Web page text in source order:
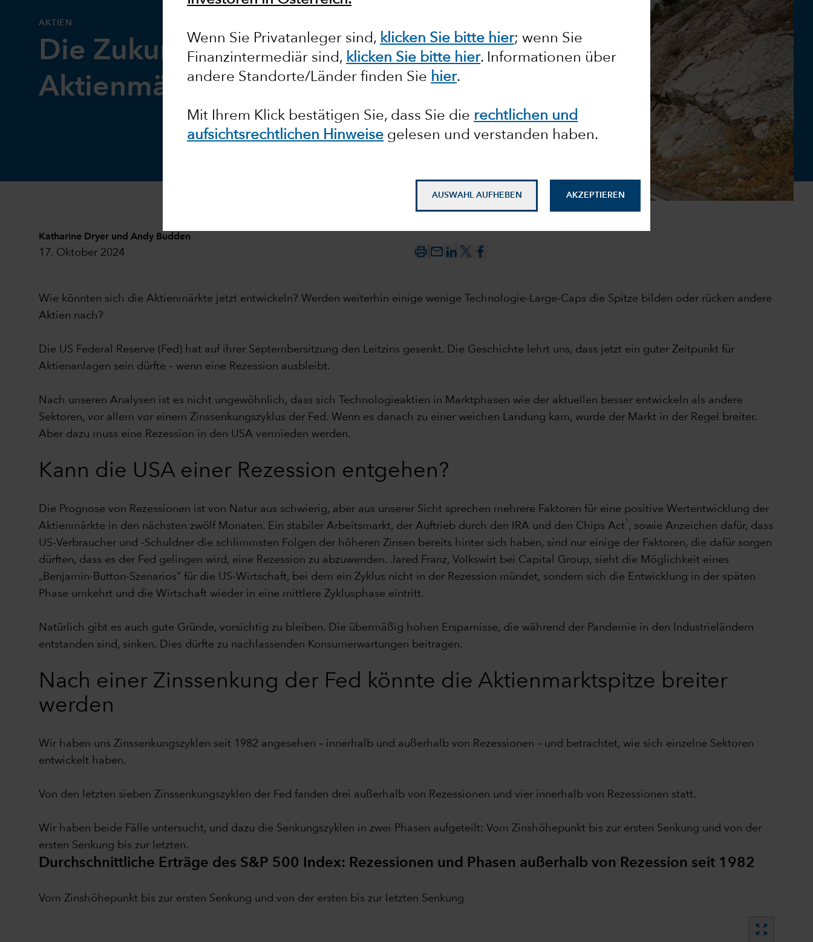
Wenn Sie Privatanleger sind, klicken Sie bitte hier; wenn Sie
Finanzintermediär sind, klicken Sie bitte hier. Informationen über
andere Standorte/Länder finden Sie hier.
Mit Ihrem Klick bestätigen Sie, dass Sie die rechtlichen und
aufsichtsrechtlichen Hinweise gelesen und verstanden haben.
AUSWAHL AUFHEBEN AKZEPTIEREN
AKTIEN
Die Zukunft der
Aktienmärkte
Katharine Dryer und Andy Budden
17. Oktober 2024 mail_outline
Wie könnten sich die Aktienmärkte jetzt entwickeln? Werden weiterhin einige wenige Technologie-Large-Caps die Spitze bilden oder rücken andere
Aktien nach?
Die US Federal Reserve (Fed) hat auf ihrer Septembersitzung den Leitzins gesenkt. Die Geschichte lehrt uns, dass jetzt ein guter Zeitpunkt für
Aktienanlagen sein dürfte – wenn eine Rezession ausbleibt.
Nach unseren Analysen ist es nicht ungewöhnlich, dass sich Technologieaktien in Marktphasen wie der aktuellen besser entwickeln als andere
Sektoren, vor allem vor einem Zinssenkungszyklus der Fed. Wenn es danach zu einer weichen Landung kam, wurde der Markt in der Regel breiter.
Aber dazu muss eine Rezession in den USA vermieden werden.
Kann die USA einer Rezession entgehen?
Die Prognose von Rezessionen ist von Natur aus schwierig, aber aus unserer Sicht sprechen mehrere Faktoren für eine positive Wertentwicklung der
Aktienmärkte in den nächsten zwölf Monaten. Ein stabiler Arbeitsmarkt, der Auftrieb durch den IRA und den Chips Act
1
, sowie Anzeichen dafür, dass
US-Verbraucher und -Schuldner die schlimmsten Folgen der höheren Zinsen bereits hinter sich haben, sind nur einige der Faktoren, die dafür sorgen
dürften, dass es der Fed gelingen wird, eine Rezession zu abzuwenden. Jared Franz, Volkswirt bei Capital Group, sieht die Möglichkeit eines
„Benjamin-Button-Szenarios“ für die US-Wirtschaft, bei dem ein Zyklus nicht in der Rezession mündet, sondern sich die Entwicklung in der späten
Phase umkehrt und die Wirtschaft wieder in eine mittlere Zyklusphase eintritt.
Natürlich gibt es auch gute Gründe, vorsichtig zu bleiben. Die übermäßig hohen Ersparnisse, die während der Pandemie in den Industrieländern
entstanden sind, sinken. Dies dürfte zu nachlassenden Konsumerwartungen beitragen.
Nach einer Zinssenkung der Fed könnte die Aktienmarktspitze breiter
werden
Wir haben uns Zinssenkungszyklen seit 1982 angesehen – innerhalb und außerhalb von Rezessionen – und betrachtet, wie sich einzelne Sektoren
entwickelt haben.
Von den letzten sieben Zinssenkungszyklen der Fed fanden drei außerhalb von Rezessionen und vier innerhalb von Rezessionen statt.
Wir haben beide Fälle untersucht, und dazu die Senkungszyklen in zwei Phasen aufgeteilt: Vom Zinshöhepunkt bis zur ersten Senkung und von der
ersten Senkung bis zur letzten.
Durchschnittliche Erträge des S&P 500 Index: Rezessionen und Phasen außerhalb von Rezession seit 1982
Vom Zinshöhepunkt bis zur ersten Senkung und von der ersten bis zur letzten Senkung
zoom_out_map